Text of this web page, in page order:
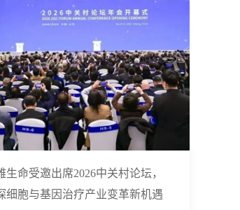
生命受邀出席2026中关村论坛，
细胞与基因治疗产业变革新机遇